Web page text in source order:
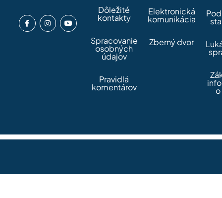
Dôležité
kontakty
Spracovanie
osobných
údajov
Pravidlá
komentárov
Elektronická
komunikácia
Zberný dvor